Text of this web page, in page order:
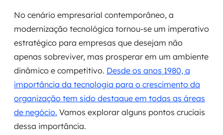
MSS
Consultoria de segurança
Simulação de Phishing
Segurança de aplicações e Cloud
No cenário empresarial contemporâneo, a
modernização tecnológica tornou-se um imperativo
estratégico para empresas que desejam não
apenas sobreviver, mas prosperar em um ambiente
dinâmico e competitivo. Desde os anos 1980, a
importância da tecnologia para o crescimento da
organização tem sido destaque em todas as áreas
de negócio. Vamos explorar alguns pontos cruciais
dessa importância.